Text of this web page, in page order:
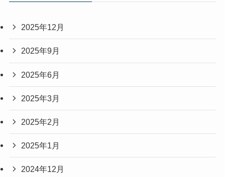
2025年12月
2025年9月
2025年6月
2025年3月
2025年2月
2025年1月
2024年12月